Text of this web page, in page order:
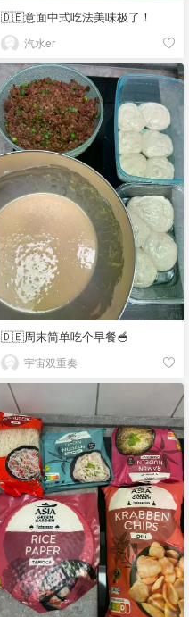
🇩🇪意面中式吃法美味极了！
汽水er
🇩🇪周末简单吃个早餐🥣
宇宙双重奏